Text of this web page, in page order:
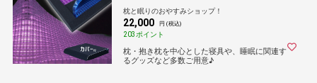
子 車イス 介護 ケア 褥瘡 予防 床ずれ】
枕と眠りのおやすみショップ！
22,000 円 (税込)
203ポイント
枕・抱き枕を中心とした寝具や、睡眠に関連す
るグッズなど多数ご用意♪